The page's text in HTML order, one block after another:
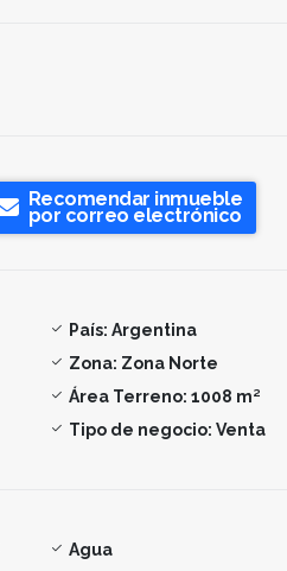
Recomendar inmueble
por correo electrónico
País: Argentina
Zona: Zona Norte
Área Terreno: 1008 m²
Tipo de negocio: Venta
Agua